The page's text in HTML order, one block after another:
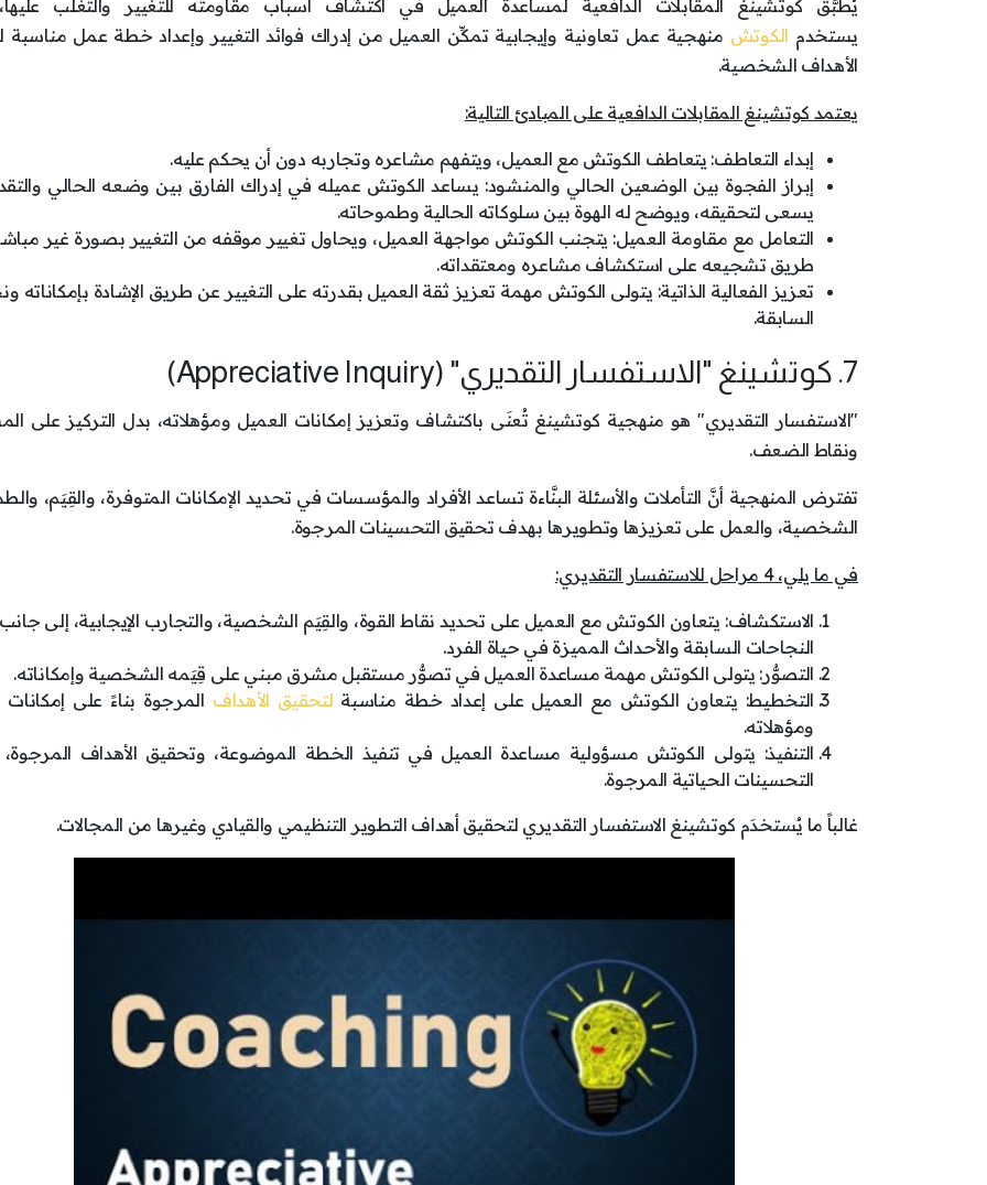
يُطبَّق كوتشينغ المقابلات الدافعية لمساعدة العميل في اكتشاف أسباب مقاومته للتغيير والتغلب
يستخدم الكوتش منهجية عمل تعاونية وإيجابية تمكِّن العميل من إدراك فوائد التغيير وإعداد خطة عمل مناسبة
الأهداف الشخصية.
يعتمد كوتشينغ المقابلات الدافعية على المبادئ التالية:
إبداء التعاطف: يتعاطف الكوتش مع العميل، ويتفهم مشاعره وتجاربه دون أن يحكم عليه.
إبراز الفجوة بين الوضعين الحالي والمنشود: يساعد الكوتش عميله في إدراك الفارق بين وضعه الحالي
يسعى لتحقيقه، ويوضح له الهوة بين سلوكاته الحالية وطموحاته.
التعامل مع مقاومة العميل: يتجنب الكوتش مواجهة العميل، ويحاول تغيير موقفه من التغيير بصورة غير
طريق تشجيعه على استكشاف مشاعره ومعتقداته.
تعزيز الفعالية الذاتية: يتولى الكوتش مهمة تعزيز ثقة العميل بقدرته على التغيير عن طريق الإشادة بإمكاناته
السابقة.
7. كوتشينغ "الاستفسار التقديري" (Appreciative Inquiry)
"الاستفسار التقديري" هو منهجية كوتشينغ تُعنَى باكتشاف وتعزيز إمكانات العميل ومؤهلاته، بدل التركيز على
ونقاط الضعف.
تفترض المنهجية أنَّ التأملات والأسئلة البنَّاءة تساعد الأفراد والمؤسسات في تحديد الإمكانات المتوفرة، والقِيَم،
الشخصية، والعمل على تعزيزها وتطويرها بهدف تحقيق التحسينات المرجوة.
في ما يلي، 4 مراحل للاستفسار التقديري:
الاستكشاف: يتعاون الكوتش مع العميل على تحديد نقاط القوة، والقِيَم الشخصية، والتجارب الإيجابية، إلى
النجاحات السابقة والأحداث المميزة في حياة الفرد.
التصوُّر: يتولى الكوتش مهمة مساعدة العميل في تصوُّر مستقبل مشرق مبني على قِيَمه الشخصية وإمكاناته.
التخطيط: يتعاون الكوتش مع العميل على إعداد خطة مناسبة لتحقيق الأهداف المرجوة بناءً على إمكانات
ومؤهلاته.
التنفيذ: يتولى الكوتش مسؤولية مساعدة العميل في تنفيذ الخطة الموضوعة، وتحقيق الأهداف المرجوة،
التحسينات الحياتية المرجوة.
غالباً ما يُستخدَم كوتشينغ الاستفسار التقديري لتحقيق أهداف التطوير التنظيمي والقيادي وغيرها من المجالات.